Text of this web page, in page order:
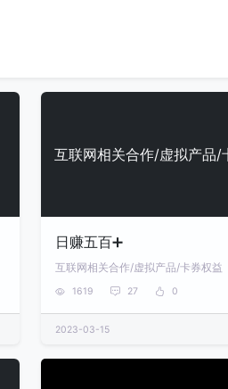
互联网相关合作/虚拟产品/
日赚五百➕
互联网相关合作/虚拟产品/卡券权益
1619 27 0
2023-03-15